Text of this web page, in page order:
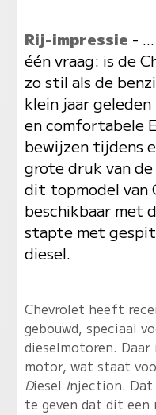
Rij-impressie -
één vraag: is de
zo stil als de
klein jaar
en comfortabele
bewijzen tijdens
grote druk van
dit topmodel van
beschikbaar met
stapte met
diesel.
Chevrolet heeft
gebouwd, speciaal
dieselmotoren.
motor, wat staat
Diesel Injection. Dat
te geven dat dit een